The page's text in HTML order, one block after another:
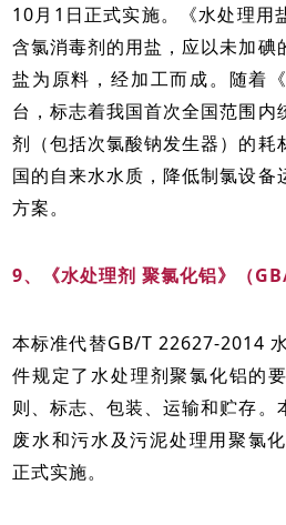
10月1日正式实施。《水处理用
含氯消毒剂的用盐，应以未加碘
盐为原料，经加工而成。随着
台，标志着我国首次全国范围内
剂（包括次氯酸钠发生器）的耗
国的自来水水质，降低制氯设备
方案。
9、《水处理剂 聚氯化铝》（
本标准代替GB/T 22627-2014
件规定了水处理剂聚氯化铝的
则、标志、包装、运输和贮存。
废水和污水及污泥处理用聚氯
正式实施。